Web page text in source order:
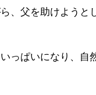
、父を助けようと
っぱいになり、自